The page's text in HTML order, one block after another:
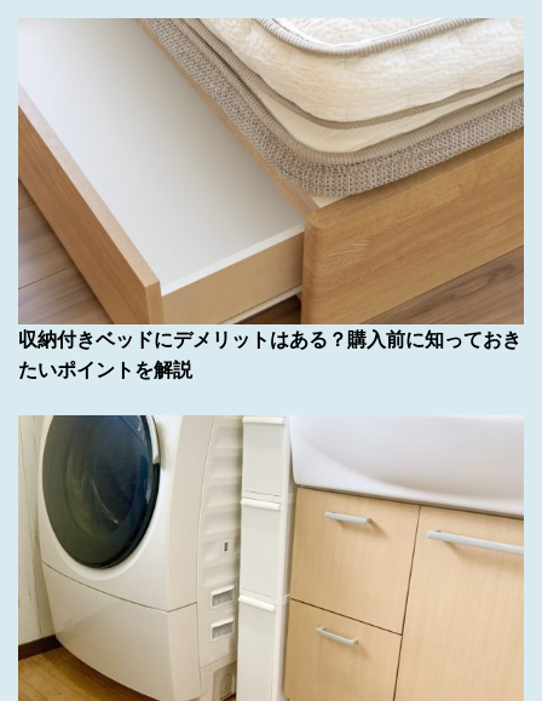
収納付きベッドにデメリットはある？購入前に知っておき
たいポイントを解説